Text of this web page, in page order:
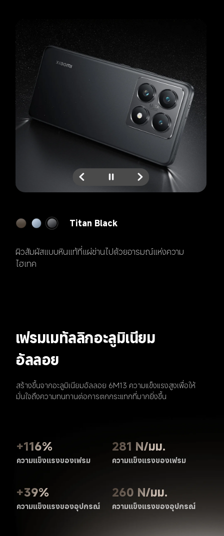
Titan Gray
ได้แรงบันดาลใจจากความงามโดยเนื้อแท้ของไทเทเนียม
เผยพลังอันเป็นธรรมชาติของโลหะ
เฟรมเมทัลลิกอะลูมิเนียม
อัลลอย
สร้างขึ้นจากอะลูมิเนียมอัลลอย 6M13 ความแข็งแรงสูงเพื่อให้
มั่นใจถึงความทนทานต่อการตกกระแทกที่มากยิ่งขึ้น
+116%
ความแข็งแรงของเฟรม
+39%
ความแข็งแรงของอุปกรณ์
281 N/มม.
ความแข็งแรงของเฟรม
260 N/มม.
ความแข็งแรงของอุปกรณ์